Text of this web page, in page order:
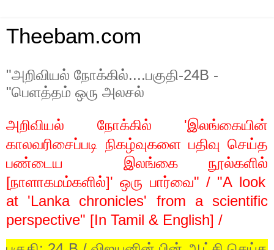
Theebam.com
"அறிவியல் நோக்கில்....பகுதி-24B -
"பெளத்தம் ஒரு அலசல்
அறிவியல்
நோக்கில் 'இலங்கையின்
காலவரிசைப்படி நிகழ்வுகளை பதிவு செய்த
பண்டைய
இலங்கை
நூல்களில்
[நாளாகமம்களில்]'ஒரு பார்வை" / "A look
at 'Lanka chronicles' from a scientific
perspective" [In Tamil & English] /